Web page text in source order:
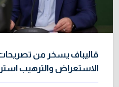
قاليباف يسخر من
الاستعراض والترهيب